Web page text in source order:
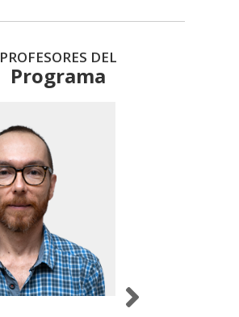
PROFESORES DEL
Programa